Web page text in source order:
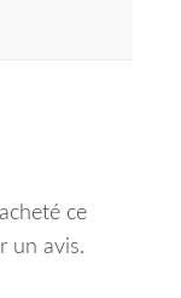
ce
un avis.